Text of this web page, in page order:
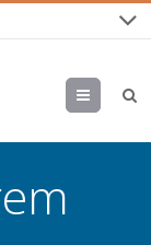
Menu